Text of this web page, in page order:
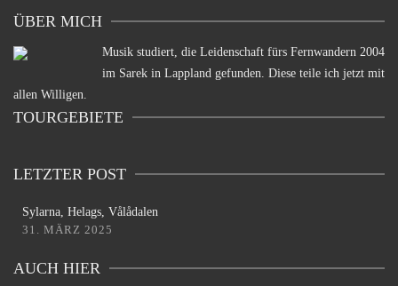
ÜBER MICH
Musik studiert, die Leidenschaft fürs Fernwandern 2004
im Sarek in Lappland gefunden. Diese teile ich jetzt mit
allen Willigen.
TOURGEBIETE
LETZTER POST
Sylarna, Helags, Vålådalen
31. MÄRZ 2025
AUCH HIER